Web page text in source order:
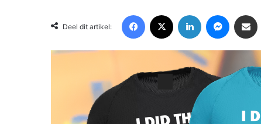
Deel dit artikel: